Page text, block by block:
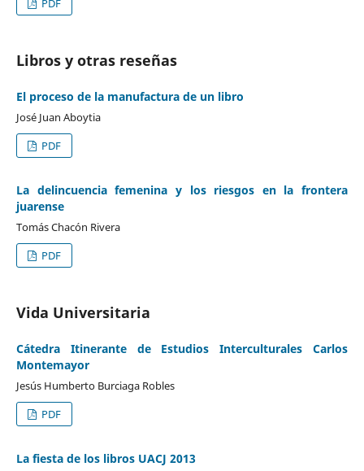
PDF
Libros y otras reseñas
El proceso de la manufactura de un libro
José Juan Aboytia
PDF
La delincuencia femenina y los riesgos en la frontera
juarense
Tomás Chacón Rivera
PDF
Vida Universitaria
Cátedra Itinerante de Estudios Interculturales Carlos
Montemayor
Jesús Humberto Burciaga Robles
PDF
La fiesta de los libros UACJ 2013